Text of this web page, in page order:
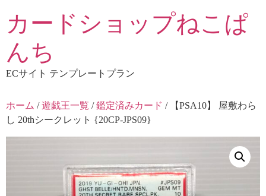
テ
ツ
に
キ
ッ
プ
カードショップねこぱ
んち
ECサイト テンプレートプラン
ホーム /遊戯王一覧 /鑑定済みカード / 【PSA10】 屋敷わら
し 20thシークレット {20CP-JPS09}